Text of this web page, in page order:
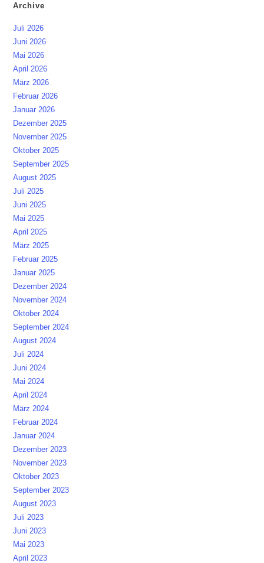
Archive
Juli 2026
Juni 2026
Mai 2026
April 2026
März 2026
Februar 2026
Januar 2026
Dezember 2025
November 2025
Oktober 2025
September 2025
August 2025
Juli 2025
Juni 2025
Mai 2025
April 2025
März 2025
Februar 2025
Januar 2025
Dezember 2024
November 2024
Oktober 2024
September 2024
August 2024
Juli 2024
Juni 2024
Mai 2024
April 2024
März 2024
Februar 2024
Januar 2024
Dezember 2023
November 2023
Oktober 2023
September 2023
August 2023
Juli 2023
Juni 2023
Mai 2023
April 2023